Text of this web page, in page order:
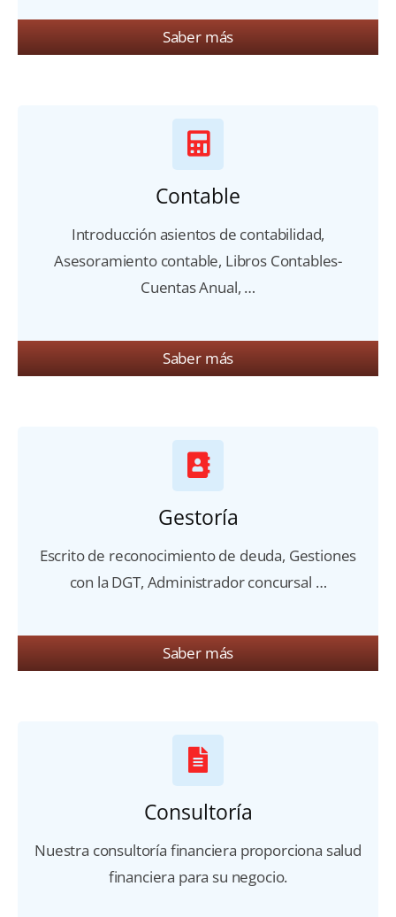
Saber más
Contable
Introducción asientos de contabilidad,
Asesoramiento contable, Libros Contables-
Cuentas Anual, …
Saber más
Gestoría
Escrito de reconocimiento de deuda, Gestiones
con la DGT, Administrador concursal …
Saber más
Consultoría
Nuestra consultoría financiera proporciona salud
financiera para su negocio.